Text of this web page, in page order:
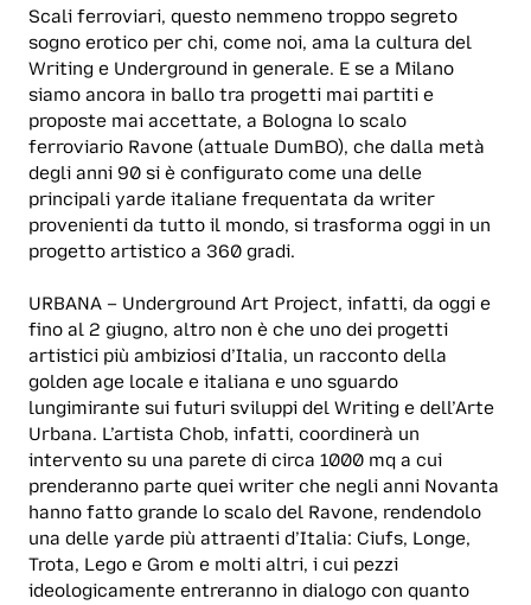
Scali ferroviari, questo nemmeno troppo segreto
sogno erotico per chi, come noi, ama la cultura del
Writing e Underground in generale. E se a Milano
siamo ancora in ballo tra progetti mai partiti e
proposte mai accettate, a Bologna lo scalo
ferroviario Ravone (attuale DumBO), che dalla metà
degli anni 90 si è configurato come una delle
principali yarde italiane frequentata da writer
provenienti da tutto il mondo, si trasforma oggi in un
progetto artistico a 360 gradi.
URBANA – Underground Art Project, infatti, da oggi e
fino al 2 giugno, altro non è che uno dei progetti
artistici più ambiziosi d’Italia, un racconto della
golden age locale e italiana e uno sguardo
lungimirante sui futuri sviluppi del Writing e dell’Arte
Urbana. L’artista Chob, infatti, coordinerà un
intervento su una parete di circa 1000 mq a cui
prenderanno parte quei writer che negli anni Novanta
hanno fatto grande lo scalo del Ravone, rendendolo
una delle yarde più attraenti d’Italia: Ciufs, Longe,
Trota, Lego e Grom e molti altri, i cui pezzi
ideologicamente entreranno in dialogo con quanto